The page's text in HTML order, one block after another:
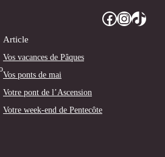
Article
Vos vacances de Pâques
Vos ponts de mai
Votre pont de l’Ascension
Votre week-end de Pentecôte
Facebook InstagramTikTok